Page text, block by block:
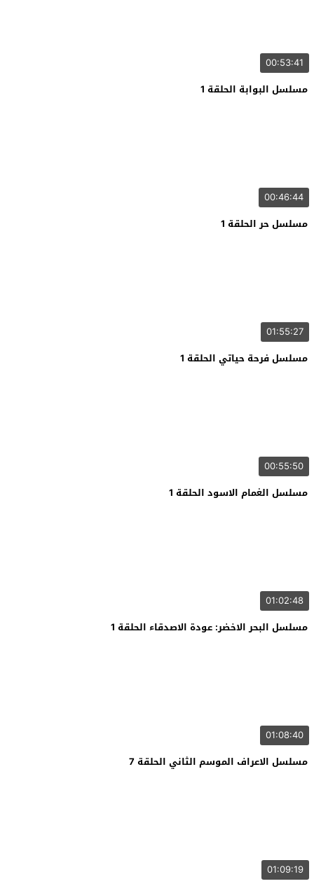
00:53:41
مسلسل البوابة الحلقة 1
00:46:44
مسلسل حر الحلقة 1
01:55:27
مسلسل فرحة حياتي الحلقة 1
00:55:50
مسلسل الغمام الاسود الحلقة 1
01:02:48
مسلسل البحر الاخضر: عودة الاصدقاء الحلقة 1
01:08:40
مسلسل الاعراف الموسم الثاني الحلقة 7
01:09:19